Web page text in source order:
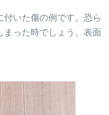
いた傷の例です。恐ら
まった時でしょう。表面